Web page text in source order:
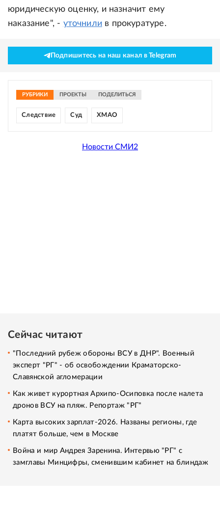
юридическую оценку, и назначит ему
наказание", - уточнили в прокуратуре.
Подпишитесь на наш канал в Telegram
РУБРИКИ ПРОЕКТЫ ПОДЕЛИТЬСЯ
Следствие Суд ХМАО
Новости СМИ2
Сейчас читают
"Последний рубеж обороны ВСУ в ДНР". Военный
эксперт "РГ" - об освобождении Краматорско-
Славянской агломерации
Как живет курортная Архипо-Осиповка после налета
дронов ВСУ на пляж. Репортаж "РГ"
Карта высоких зарплат-2026. Названы регионы, где
платят больше, чем в Москве
Война и мир Андрея Заренина. Интервью "РГ" с
замглавы Минцифры, сменившим кабинет на блиндаж